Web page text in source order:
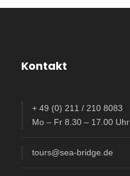
Kontakt
+ 49 (0) 211 / 210 8083
Mo – Fr 8.30 – 17.00 Uhr
tours@sea-bridge.de